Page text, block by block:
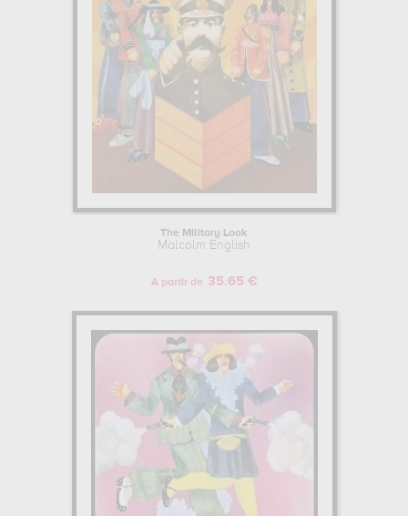
. Muzéo vous propose des reproductions d'affiches de
grande qualité des principales œuvres de Malcolm English.
The Military Look
Malcolm English
A partir de 35.65 €